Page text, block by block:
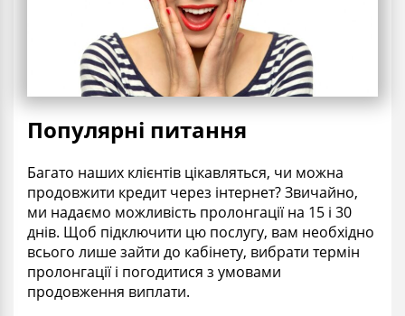
Популярні питання
Багато наших клієнтів цікавляться, чи можна
продовжити кредит через інтернет? Звичайно,
ми надаємо можливість пролонгації на 15 і 30
днів. Щоб підключити цю послугу, вам необхідно
всього лише зайти до кабінету, вибрати термін
пролонгації і погодитися з умовами
продовження виплати.